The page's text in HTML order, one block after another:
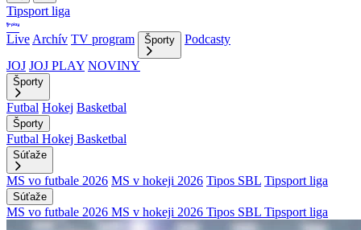
Tipsport liga
Live Archív TV program Športy
Podcasty
JOJ JOJ PLAY NOVINY
Športy
Futbal Hokej Basketbal
Športy
Futbal Hokej Basketbal
Súťaže
MS vo futbale 2026 MS v hokeji 2026 Tipos SBL Tipsport liga
Súťaže
MS vo futbale 2026 MS v hokeji 2026 Tipos SBL Tipsport liga